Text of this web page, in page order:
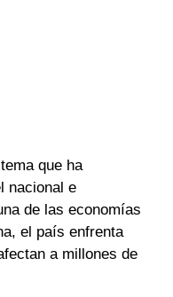
que ha
nacional e
de las economías
el país enfrenta
a millones de